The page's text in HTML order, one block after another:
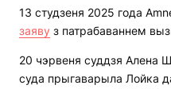
13 студзеня 2025 года
заяву з патрабаваннем
20 чэрвеня суддзя Алена
суда прыгаварыла Лойка